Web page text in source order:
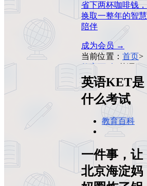
省下两杯咖啡钱，
换取一整年的智慧
陪伴
成为会员 →
当前位置： 首页>
教育百科
KET是什么考试
英语KET是
什么考试
教育百科
一件事，让
北京海淀妈